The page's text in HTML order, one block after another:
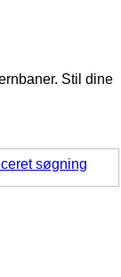
Stil dine
søgning